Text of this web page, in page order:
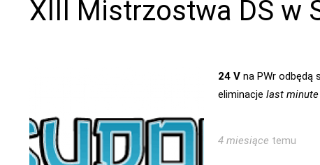
XIII Mistrzostwa DŚ w
24 V na PWr odbędą
eliminacje last minute
4 miesiące temu